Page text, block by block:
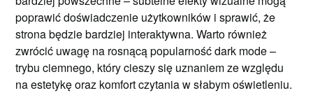
poprawić doświadczenie użytkowników i sprawić, że
strona będzie bardziej interaktywna. Warto również
zwrócić uwagę na rosnącą popularność dark mode –
trybu ciemnego, który cieszy się uznaniem ze względu
na estetykę oraz komfort czytania w słabym oświetleniu.